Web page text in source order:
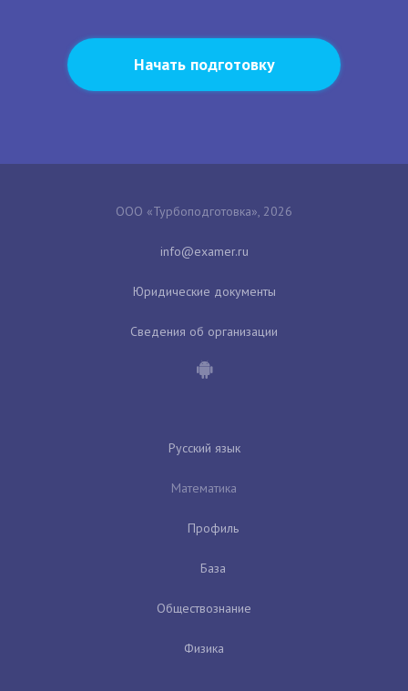
Начать подготовку
ООО «Турбоподготовка», 2026
Юридические документы
Сведения об организации
Русский язык
Математика
Профиль
База
Обществознание
Физика